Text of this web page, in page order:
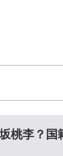
桃李？国